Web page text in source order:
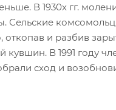
В 1930х гг.
Сельские
откопав и разбив
кувшин. В 1991 году
сход и